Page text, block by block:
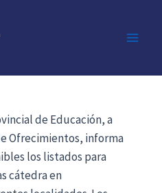
de Educación, a
Ofrecimientos, informa
los listados para
cátedra en